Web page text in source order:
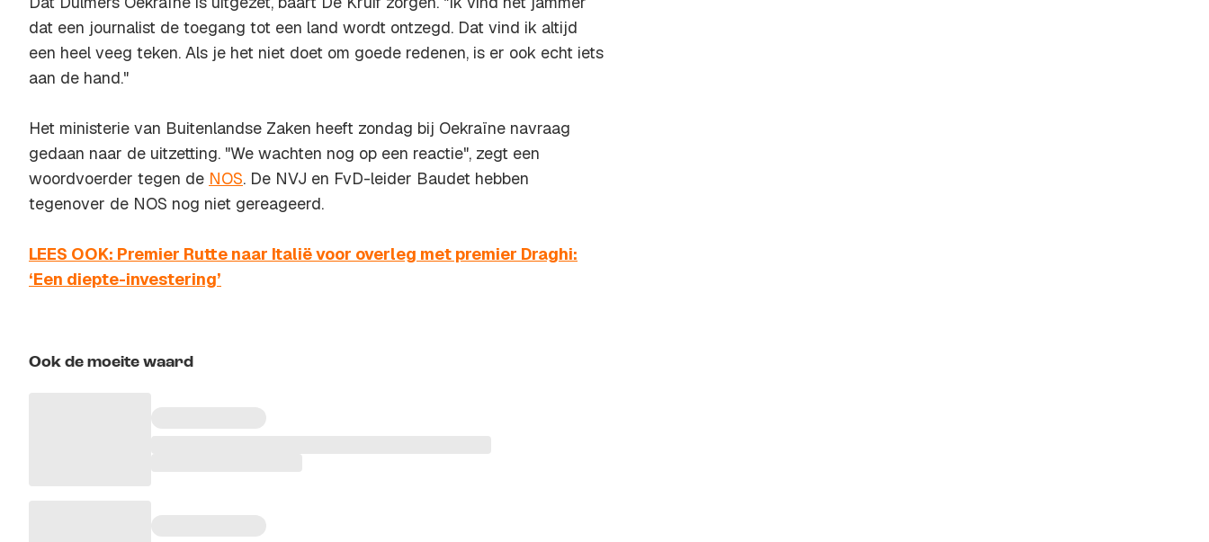
dat een journalist de toegang tot een land wordt ontzegd. Dat vind ik altijd
een heel veeg teken. Als je het niet doet om goede redenen, is er ook echt iets
aan de hand."
Het ministerie van Buitenlandse Zaken heeft zondag bij Oekraïne navraag
gedaan naar de uitzetting. "We wachten nog op een reactie", zegt een
woordvoerder tegen de NOS. De NVJ en FvD-leider Baudet hebben
tegenover de NOS nog niet gereageerd.
LEES OOK: Premier Rutte naar Italië voor overleg met premier Draghi:
‘Een diepte-investering’
Ook de moeite waard